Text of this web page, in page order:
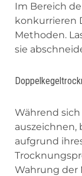
Im Bereich
konkurrieren
Methoden.
sie
Während
aufgrund
Wahrung der